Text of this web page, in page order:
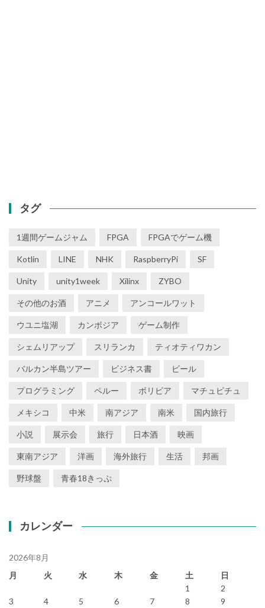
タグ
1週間ゲームジャム FPGA FPGAでゲーム機
Kotlin LINE NHK RaspberryPi SF
Unity unity1week Xilinx ZYBO
その他のお酒 アニメ アンコールワット
ウユニ塩湖 カンボジア ゲーム制作
シェムリアップ スリランカ ティオティワカン
バルカン半島ツアー ビジネス書 ビール
プログラミング ペルー ボリビア マチュピチュ
メキシコ 中米 南アジア 南米 国内旅行
小説 展示会 旅行 日本酒 映画
東南アジア 洋画 海外旅行 生活 邦画
野球盤 青春18きっぷ
カレンダー
2026年8月
月
火 水 木 金 土
日
1
2
3
4 5 6 7 8
9